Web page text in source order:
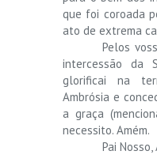
que foi coroada
ato de extrema
Pelos
intercessão da
glorificai na
Ambrósia e
a graça
necessito. Amém.
Pai Nosso,